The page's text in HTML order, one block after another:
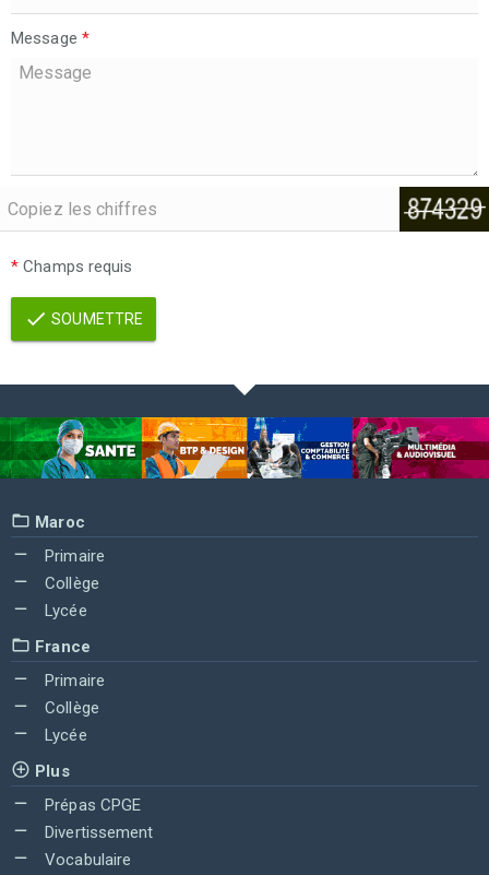
Message *
* Champs requis
SOUMETTRE
Maroc
Primaire
Collège
Lycée
France
Primaire
Collège
Lycée
Plus
Prépas CPGE
Divertissement
Vocabulaire